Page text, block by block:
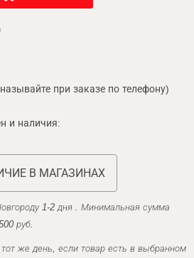
при заказе по телефону)
и наличия:
В МАГАЗИНАХ
1-2 дня . Минимальная сумма
руб.
же день, если товар есть в выбранном